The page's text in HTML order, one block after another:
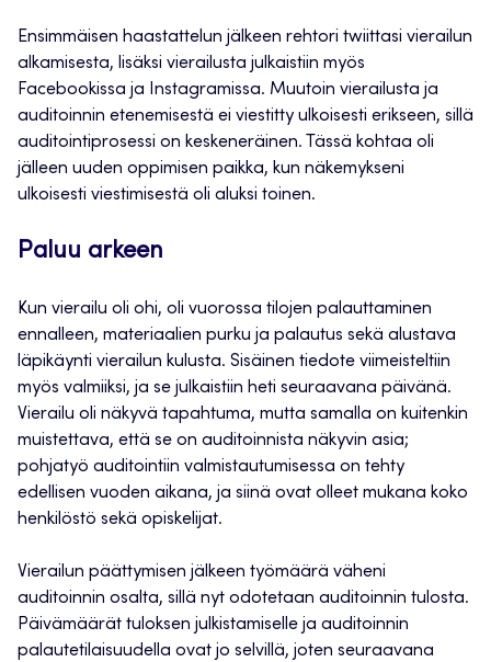
Ensimmäisen haastattelun jälkeen rehtori twiittasi vierailun
alkamisesta, lisäksi vierailusta julkaistiin myös
Facebookissa ja Instagramissa. Muutoin vierailusta ja
auditoinnin etenemisestä ei viestitty ulkoisesti erikseen, sillä
auditointiprosessi on keskeneräinen. Tässä kohtaa oli
jälleen uuden oppimisen paikka, kun näkemykseni
ulkoisesti viestimisestä oli aluksi toinen.
Paluu arkeen
Kun vierailu oli ohi, oli vuorossa tilojen palauttaminen
ennalleen, materiaalien purku ja palautus sekä alustava
läpikäynti vierailun kulusta. Sisäinen tiedote viimeisteltiin
myös valmiiksi, ja se julkaistiin heti seuraavana päivänä.
Vierailu oli näkyvä tapahtuma, mutta samalla on kuitenkin
muistettava, että se on auditoinnista näkyvin asia;
pohjatyö auditointiin valmistautumisessa on tehty
edellisen vuoden aikana, ja siinä ovat olleet mukana koko
henkilöstö sekä opiskelijat.
Vierailun päättymisen jälkeen työmäärä väheni
auditoinnin osalta, sillä nyt odotetaan auditoinnin tulosta.
Päivämäärät tuloksen julkistamiselle ja auditoinnin
palautetilaisuudella ovat jo selvillä, joten seuraavana